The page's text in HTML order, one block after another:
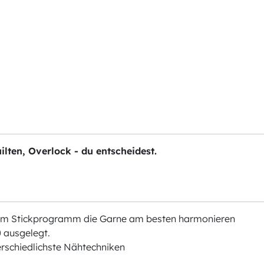
Overlock - du entscheidest.
Stickprogramm die Garne am besten harmonieren
Nähtechniken